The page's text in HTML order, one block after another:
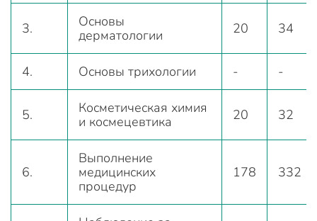
3.
Основы
дерматологии
20 34
4. Основы трихологии - -
5.
Косметическая химия
и космецевтика
20 32
6.
Выполнение
медицинских
процедур
178 332